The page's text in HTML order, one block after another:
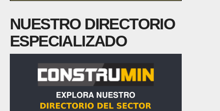
NUESTRO DIRECTORIO
ESPECIALIZADO